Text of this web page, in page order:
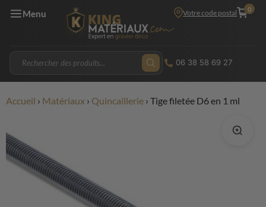
Menu Votre code postal 0
06 38 58 69 27
Accueil › Matériaux › Quincaillerie › Tige filetée D6 en 1 ml